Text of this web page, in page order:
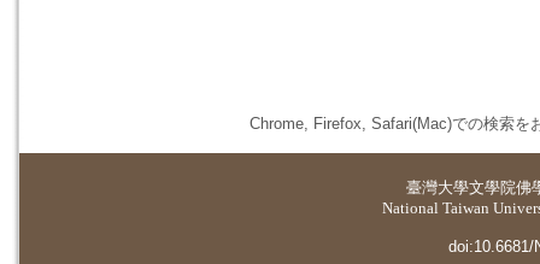
Chrome, Firefox, Safari(Mac)での検索を
臺灣大學文學院佛
National Taiwan
doi:10.6681/